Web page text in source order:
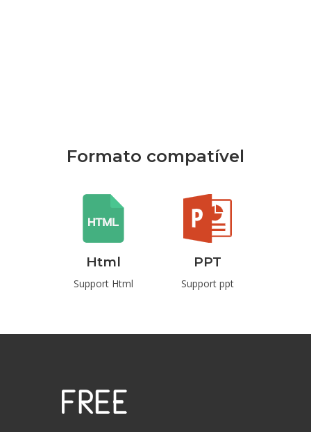
Formato compatível
Html
Support Html
PPT
Support ppt